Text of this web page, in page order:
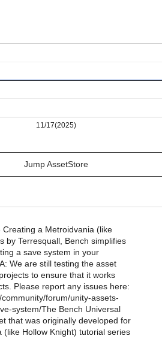
11/17(2025)
Jump AssetStore
a Metroidvania (like
by Terresquall, Bench simplifies
a save system in your
We are still testing the asset
to ensure that it works
Please report any issues here:
forum/unity-assets-
system/The Bench Universal
that was originally developed for
Hollow Knight) tutorial series